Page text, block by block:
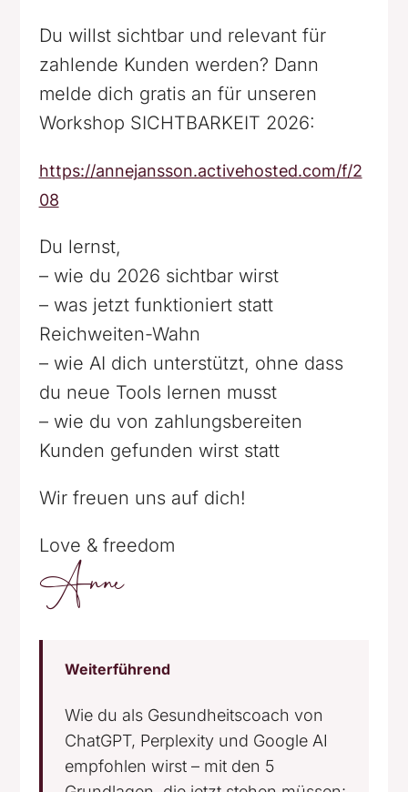
Du willst sichtbar und relevant für
zahlende Kunden werden? Dann
melde dich gratis an für unseren
Workshop SICHTBARKEIT 2026:
https://annejansson.activehosted.com/f/2
08
Du lernst,
– wie du 2026 sichtbar wirst
– was jetzt funktioniert statt
Reichweiten-Wahn
– wie AI dich unterstützt, ohne dass
du neue Tools lernen musst
– wie du von zahlungsbereiten
Kunden gefunden wirst statt
Wir freuen uns auf dich!
Love & freedom
Anne
Weiterführend
Wie du als Gesundheitscoach von
ChatGPT, Perplexity und Google AI
empfohlen wirst – mit den 5